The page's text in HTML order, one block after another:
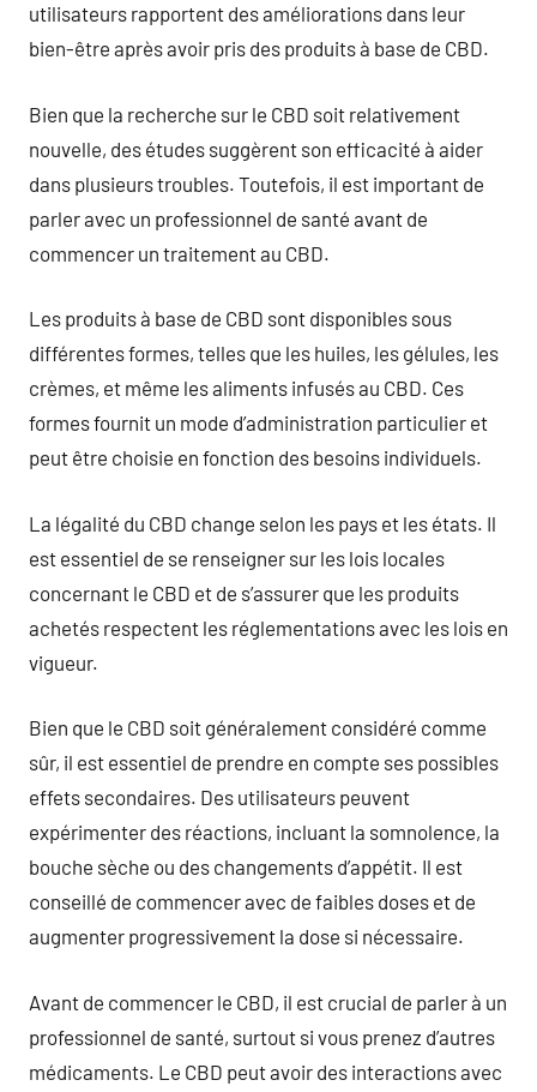
utilisateurs rapportent des améliorations dans leur
bien-être après avoir pris des produits à base de CBD.
Bien que la recherche sur le CBD soit relativement
nouvelle, des études suggèrent son efficacité à aider
dans plusieurs troubles. Toutefois, il est important de
parler avec un professionnel de santé avant de
commencer un traitement au CBD.
Les produits à base de CBD sont disponibles sous
différentes formes, telles que les huiles, les gélules, les
crèmes, et même les aliments infusés au CBD. Ces
formes fournit un mode d’administration particulier et
peut être choisie en fonction des besoins individuels.
La légalité du CBD change selon les pays et les états. Il
est essentiel de se renseigner sur les lois locales
concernant le CBD et de s’assurer que les produits
achetés respectent les réglementations avec les lois en
vigueur.
Bien que le CBD soit généralement considéré comme
sûr, il est essentiel de prendre en compte ses possibles
effets secondaires. Des utilisateurs peuvent
expérimenter des réactions, incluant la somnolence, la
bouche sèche ou des changements d’appétit. Il est
conseillé de commencer avec de faibles doses et de
augmenter progressivement la dose si nécessaire.
Avant de commencer le CBD, il est crucial de parler à un
professionnel de santé, surtout si vous prenez d’autres
médicaments. Le CBD peut avoir des interactions avec